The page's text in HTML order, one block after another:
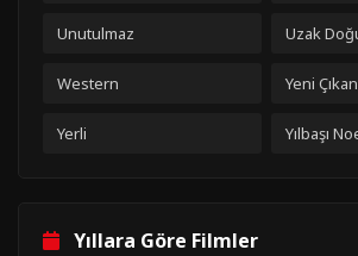
Unutulmaz Uzak
Western Yeni
Yerli Yılbaşı
Yıllara Göre Filmler